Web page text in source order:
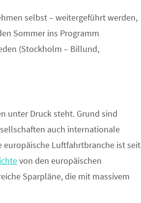
selbst – weitergeführt werden,
Sommer ins Programm
(Stockholm – Billund,
unter Druck steht. Grund sind
auch internationale
europäische Luftfahrtbranche ist seit
von den europäischen
Sparpläne, die mit massivem